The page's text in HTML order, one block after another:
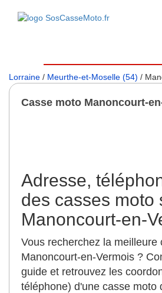
Lorraine / Meurthe-et-Moselle (54) /
Casse moto Manoncourt-
Adresse,
des casses moto
Manoncourt-en-
Vous recherchez la meilleure
Manoncourt-en-Vermois ?
guide et retrouvez les
téléphone) d'une casse moto